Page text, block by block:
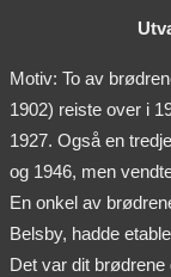
Motiv: To av
1902) reiste over i
1927. Også en
og 1946, men
En onkel av
Belsby, hadde
Det var dit brødrene